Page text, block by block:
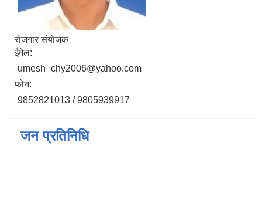
राेजगार संयाेजक
ईमेल:
umesh_chy2006@yahoo.com
फोन:
9852821013 / 9805939917
जन प्रतिनिधि